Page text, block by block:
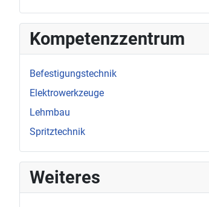
Kompetenzzentrum
Befestigungstechnik
Elektrowerkzeuge
Lehmbau
Spritztechnik
Weiteres